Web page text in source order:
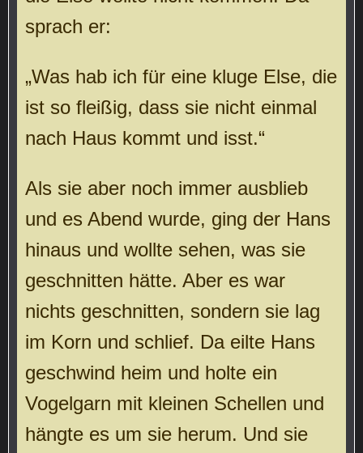
sprach er:
„Was hab ich für eine kluge Else, die
ist so fleißig, dass sie nicht einmal
nach Haus kommt und isst.“
Als sie aber noch immer ausblieb
und es Abend wurde, ging der Hans
hinaus und wollte sehen, was sie
geschnitten hätte. Aber es war
nichts geschnitten, sondern sie lag
im Korn und schlief. Da eilte Hans
geschwind heim und holte ein
Vogelgarn mit kleinen Schellen und
hängte es um sie herum. Und sie